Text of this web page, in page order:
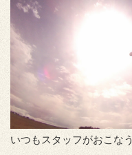
いつもスタッフがおこなう